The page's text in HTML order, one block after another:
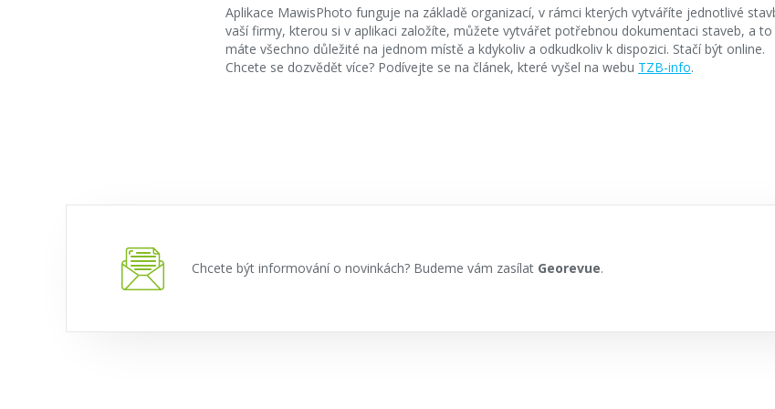
Aplikace MawisPhoto funguje na základě organizací, v rámci kterých vytváříte jednotlivé
vaší firmy, kterou si v aplikaci založíte, můžete vytvářet potřebnou dokumentaci staveb, a
máte všechno důležité na jednom místě a kdykoliv a odkudkoliv k dispozici. Stačí být online.
Chcete se dozvědět více? Podívejte se na článek, které vyšel na webu TZB-info.
Chcete být informování o novinkách? Budeme vám zasílat Georevue.